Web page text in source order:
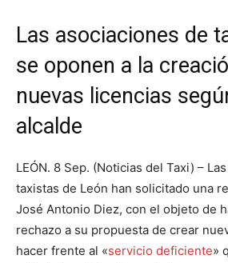
Las asociaciones de
se oponen a la
nuevas licencias
alcalde
LEÓN. 8 Sep. (Noticias del Taxi) –
taxistas de León han solicitado una
José Antonio Diez, con el objeto de
rechazo a su propuesta de crear
hacer frente al «servicio deficiente»